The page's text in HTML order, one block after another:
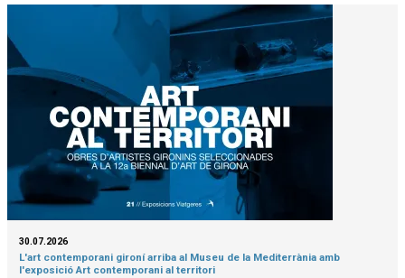
30.07.2026
L'art contemporani gironí arriba al Museu de la Mediterrània amb
l'exposició Art contemporani al territori